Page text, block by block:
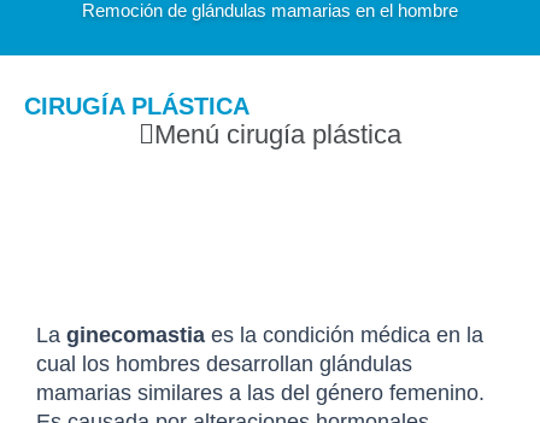
Remoción de glándulas mamarias en el hombre
CIRUGÍA PLÁSTICA
Main
Menú cirugía plástica
La ginecomastia es la condición médica en la
cual los hombres desarrollan glándulas
mamarias similares a las del género femenino.